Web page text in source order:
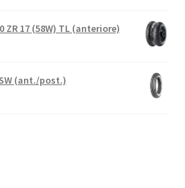
ZR 17 (58W) TL (anteriore)
SW (ant./post.)